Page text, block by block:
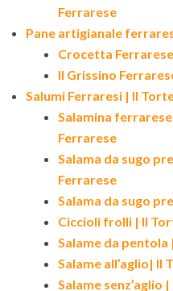
Ferrarese
Pane artigianale
Crocetta Ferrarese
Il Grissino
Salumi Ferraresi | Il
Salamina
Ferrarese
Salama da sugo
Ferrarese
Salama da sugo
Ciccioli frolli | Il
Salame da
Salame all’aglio| Il
Salame senz’aglio